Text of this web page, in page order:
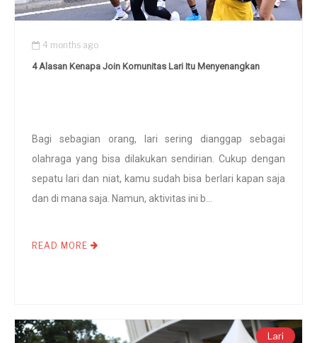
4 months ago
4 Alasan Kenapa Join Komunitas Lari Itu Menyenangkan
Bagi sebagian orang, lari sering dianggap sebagai
olahraga yang bisa dilakukan sendirian. Cukup dengan
sepatu lari dan niat, kamu sudah bisa berlari kapan saja
dan di mana saja. Namun, aktivitas ini b...
READ MORE
Lari